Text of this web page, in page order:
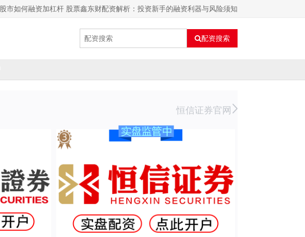
股市如何融资加杠杆 股票鑫东财配资解析：投资新手的融资利器与风险须知
配资搜索
恒信证券官网